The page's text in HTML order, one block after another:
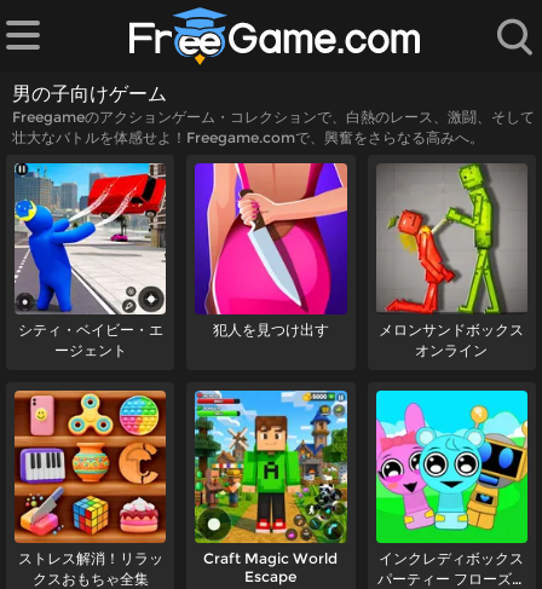
男の子向けゲーム
Freegameのアクションゲーム・コレクションで、白熱のレース、激闘、そして
壮大なバトルを体感せよ！Freegame.comで、興奮をさらなる高みへ。
シティ・ベイビー・エ
ージェント
犯人を見つけ出す
メロンサンドボックス
オンライン
ストレス解消！リラッ
クスおもちゃ全集
Craft Magic World
Escape
インクレディボックス
パーティー フローズン